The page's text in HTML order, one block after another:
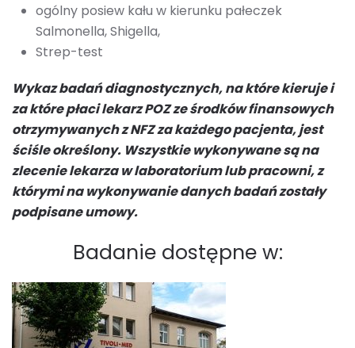
ogólny posiew kału w kierunku pałeczek
Salmonella, Shigella,
Strep-test
Wykaz badań diagnostycznych, na które kieruje i
za które płaci lekarz POZ ze środków finansowych
otrzymywanych z NFZ za każdego pacjenta, jest
ściśle określony. Wszystkie wykonywane są na
zlecenie lekarza w laboratorium lub pracowni, z
którymi na wykonywanie danych badań zostały
podpisane umowy.
Badanie dostępne w: